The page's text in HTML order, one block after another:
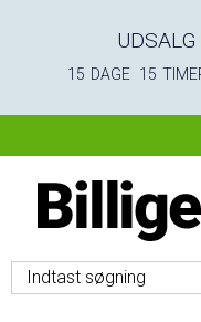
15 DAGE 15
Fri fragt ved